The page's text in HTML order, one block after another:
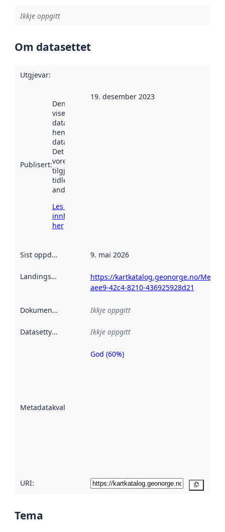
Ikkje oppgitt
Om datasettet
Utgjevar:
Publisert:
Denne datoen
viser når
datasettet vart
henta inn av
data.norge.no.
Det kan ha
vore
tilgjengeleg
tidlegare
andre stader.
Les meir om
innhenting
her
19. desember 2023
Sist oppdatert 9. mai 2026
Landingsside
https://kartkatalog.geonorge.no/
aee9-42c4-8210-436925928d21
Dokumentasjon Ikkje oppgitt
Datasettype Ikkje oppgitt
Metadatakvalitet
Metadatakvalitet
God (60%)
URI:
Tema